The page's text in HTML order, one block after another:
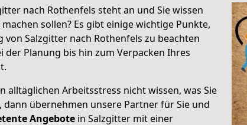
nach Rothenfels steht an und Sie wissen
sollen? Es gibt einige wichtige Punkte,
von Salzgitter nach Rothenfels zu beachten
der Planung bis hin zum Verpacken Ihres
alltäglichen Arbeitsstress nicht wissen, was Sie
dann übernehmen unsere Partner für Sie und
Angebote in Salzgitter mit einer